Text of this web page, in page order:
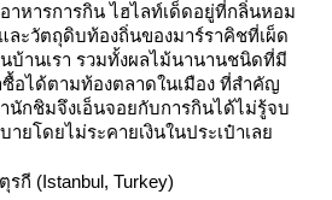
าหารการกิน ไฮไลท์เด็ดอยู่ที่กลิ่นหอม
ละวัตถุดิบท้องถิ่นของมาร์ราคิชที่เผ็ด
บ้านเรา รวมทั้งผลไม้นานานชนิดที่มี
อได้ตามท้องตลาดในเมือง ที่สำคัญ
นักชิมจึงเอ็นจอยกับการกินได้ไม่รู้จบ
ายโดยไม่ระคายเงินในประเป๋าเล
กี (Istanbul, Turkey)